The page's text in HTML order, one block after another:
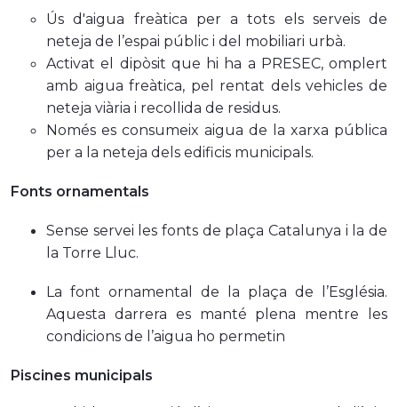
Ús d'aigua freàtica per a tots els serveis de
neteja de l’espai públic i del mobiliari urbà.
Activat el dipòsit que hi ha a PRESEC, omplert
amb aigua freàtica, pel rentat dels vehicles de
neteja viària i recollida de residus.
Només es consumeix aigua de la xarxa pública
per a la neteja dels edificis municipals.
Fonts ornamentals
Sense servei les fonts de plaça Catalunya i la de
la Torre Lluc.
La font ornamental de la plaça de l’Església.
Aquesta darrera es manté plena mentre les
condicions de l’aigua ho permetin
Piscines municipals